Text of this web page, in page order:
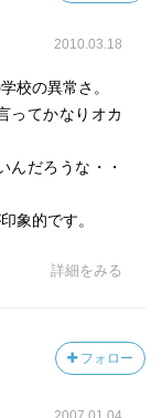
として出てしま
ー・・・。
した。
たし、教師まで
そり謝りに来た
2010.03.18
校の異常さ。
ってかなりオカ
んだろうな・・
象的です。
詳細をみる
フォロー